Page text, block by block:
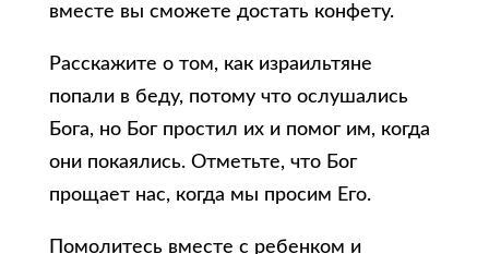
вместе вы сможете достать конфету.
Расскажите о том, как израильтяне
попали в беду, потому что ослушались
Бога, но Бог простил их и помог им, когда
они покаялись. Отметьте, что Бог
прощает нас, когда мы просим Его.
Помолитесь вместе с ребенком и